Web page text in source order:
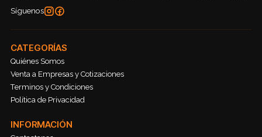
Síguenos
CATEGORÍAS
Quiénes Somos
Venta a Empresas y Cotizaciones
Terminos y Condiciones
Política de Privacidad
INFORMACIÓN